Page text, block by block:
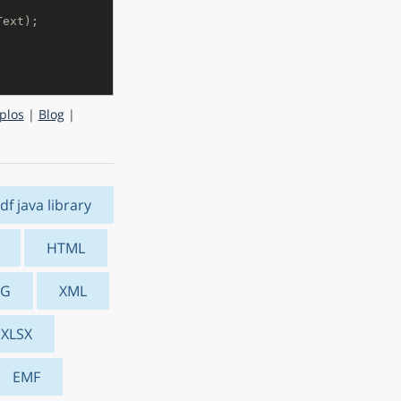
| Blog|
java library
HTML
XML
XLSX
EMF